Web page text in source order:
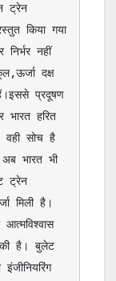
ट्रेन
किया गया
नहीं
दक्ष
प्रदूषण
भारत हरित
वही सोच है
भारत भी
ट्रेन
मिली है।
है। बुलेट